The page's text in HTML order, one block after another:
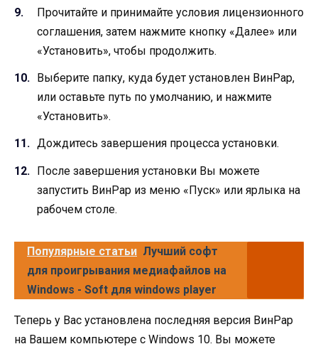
Прочитайте и принимайте условия лицензионного
соглашения, затем нажмите кнопку «Далее» или
«Установить», чтобы продолжить.
Выберите папку, куда будет установлен ВинРар,
или оставьте путь по умолчанию, и нажмите
«Установить».
Дождитесь завершения процесса установки.
После завершения установки Вы можете
запустить ВинРар из меню «Пуск» или ярлыка на
рабочем столе.
Популярные статьи Лучший софт
для проигрывания медиафайлов на
Windows - Soft для windows player
Теперь у Вас установлена последняя версия ВинРар
на Вашем компьютере с Windows 10. Вы можете